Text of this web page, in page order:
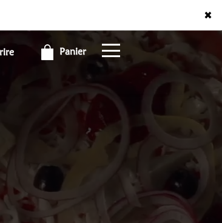
×
Panier
×